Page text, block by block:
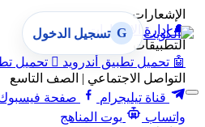
الإشعارات
🔔 إدارة الإشعارات
التطبيقات
🤖 تحميل تطبيق أندرويد  تحميل
التواصل الاجتماعي | الصف التاسع
قناة تيليجرام
صفحة فيسبوك
واتساب
بوت المناهج
G تسجيل الدخول